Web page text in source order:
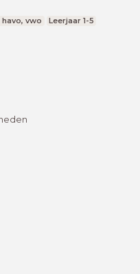
havo, vwo Leerjaar 1-5